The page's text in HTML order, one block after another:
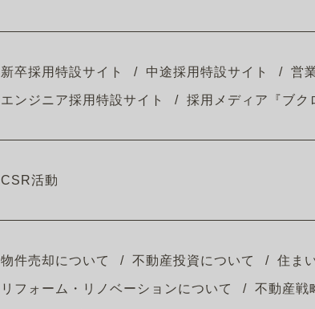
新卒採用特設サイト 中途採用特設サイト 営
エンジニア採用特設サイト 採用メディア『ブク
CSR活動
物件売却について 不動産投資について 住ま
リフォーム・リノベーションについて 不動産戦